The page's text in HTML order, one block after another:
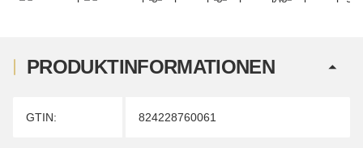
PRODUKTINFORMATIONEN
Produkteigenschaft
Wert
GTIN: 824228760061